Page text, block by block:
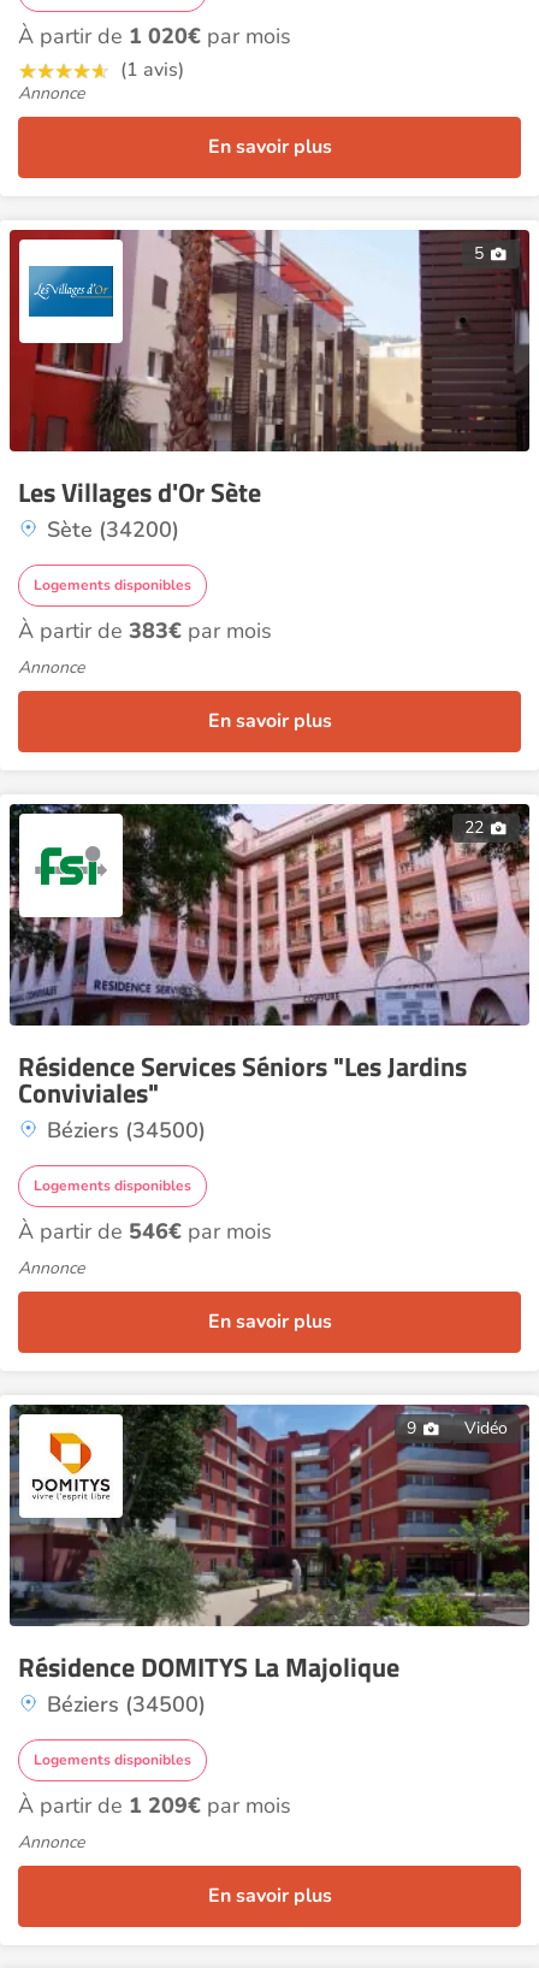
À partir de 1 020€ par mois
(1 avis)
Annonce
En savoir plus
5
Les Villages d'Or Sète
Sète (34200)
Logements disponibles
À partir de 383€ par mois
Annonce
En savoir plus
22
Résidence Services Séniors "Les Jardins
Conviviales"
Béziers (34500)
Logements disponibles
À partir de 546€ par mois
Annonce
En savoir plus
9 Vidéo
Résidence DOMITYS La Majolique
Béziers (34500)
Logements disponibles
À partir de 1 209€ par mois
Annonce
En savoir plus